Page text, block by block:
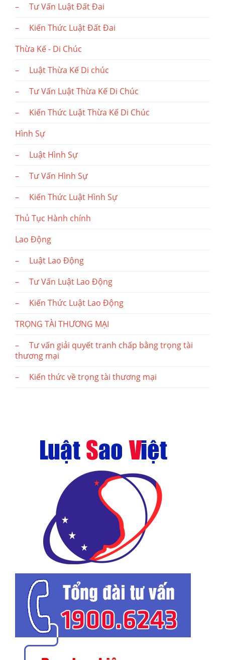
– Tư Vấn Luật Đất Đai
– Kiến Thức Luật Đất Đai
Thừa Kế - Di Chúc
– Luật Thừa Kế Di chúc
– Tư Vấn Luật Thừa Kế Di Chúc
– Kiến Thức Luật Thừa Kế Di Chúc
Hình Sự
– Luật Hình Sự
– Tư Vấn Hình Sự
– Kiến Thức Luật Hình Sự
Thủ Tục Hành chính
Lao Động
– Luật Lao Động
– Tư Vấn Luật Lao Động
– Kiến Thức Luật Lao Động
TRỌNG TÀI THƯƠNG MẠI
– Tư vấn giải quyết tranh chấp bằng trọng tài
thương mại
– Kiến thức về trọng tài thương mại